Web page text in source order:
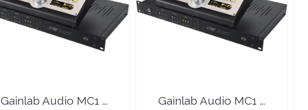
Gainlab Audio MC1 ... Gainlab Audio MC1 ...